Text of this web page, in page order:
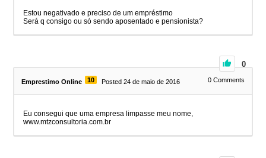
Estou negativado e preciso de um empréstimo
Será q consigo ou só sendo aposentado e pensionista?
0
Emprestimo Online 10 Posted 24 de maio de 2016 0Comments
Eu consegui que uma empresa limpasse meu nome,
www.mtzconsultoria.com.br